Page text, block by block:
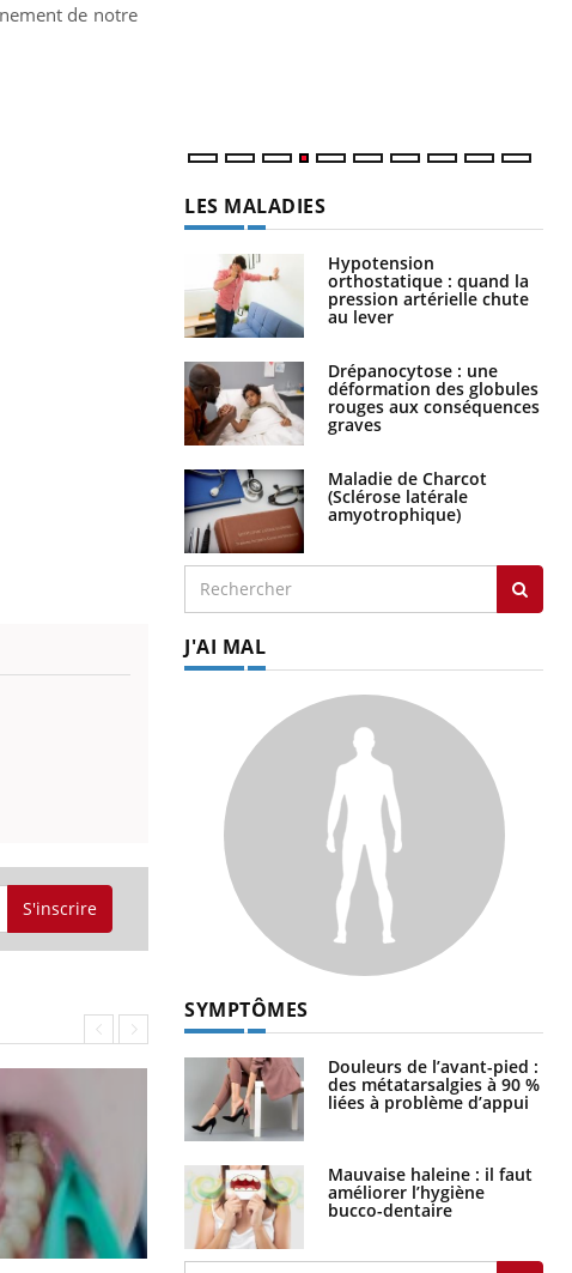
de notre
S'inscrire
LES MALADIES
Hypotension
orthostatique : quand la
pression artérielle chute
au lever
Drépanocytose : une
déformation des globules
rouges aux conséquences
graves
Maladie de Charcot
(Sclérose latérale
amyotrophique)
J'AI MAL
SYMPTÔMES
Douleurs de l’avant-pied :
des métatarsalgies à 90 %
liées à problème d’appui
Mauvaise haleine : il faut
améliorer l’hygiène
bucco-dentaire